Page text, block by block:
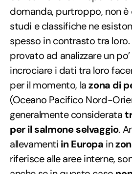
domanda, purtroppo, non è
studi e classifiche ne
spesso in contrasto tra
provato ad analizzare un
incrociare i dati tra loro
per il momento, lazona di
(Oceano Pacifico Nord-
generalmente considerata
per il salmone selvaggio.
allevamenti in Europa in
riferisce alle aree interne,